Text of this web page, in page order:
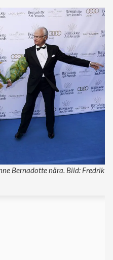
Bernadotte nära. Bild: Fredrik